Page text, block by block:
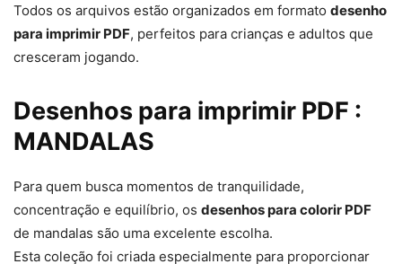
Todos os arquivos estão organizados em formato desenho
para imprimir PDF, perfeitos para crianças e adultos que
cresceram jogando.
Desenhos para imprimir PDF :
MANDALAS
Para quem busca momentos de tranquilidade,
concentração e equilíbrio, os desenhos para colorir PDF
de mandalas são uma excelente escolha.
Esta coleção foi criada especialmente para proporcionar